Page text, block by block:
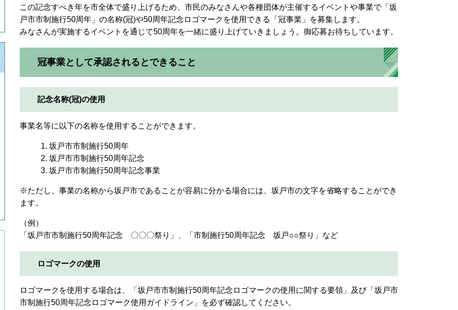
この記念すべき年を市全体で盛り上げるため、市民のみなさんや各種団体が主催するイベントや事業で「坂
戸市市制施行50周年」の名称(冠)や50周年記念ロゴマークを使用できる「冠事業」を募集します。
みなさんが実施するイベントを通じて50周年を一緒に盛り上げていきましょう。御応募お待ちしています。
冠事業として承認されるとできること
記念名称(冠)の使用
事業名等に以下の名称を使用することができます。
坂戸市市制施行50周年
坂戸市市制施行50周年記念
坂戸市市制施行50周年記念事業
※ただし、事業の名称から坂戸市であることが容易に分かる場合には、坂戸市の文字を省略することができ
ます。
（例）
「坂戸市市制施行50周年記念 〇〇〇祭り」、「市制施行50周年記念 坂戸○○祭り」など
ロゴマークの使用
ロゴマークを使用する場合は、「坂戸市市制施行50周年記念ロゴマークの使用に関する要領」及び「坂戸市
市制施行50周年記念ロゴマーク使用ガイドライン」を必ず確認してください。